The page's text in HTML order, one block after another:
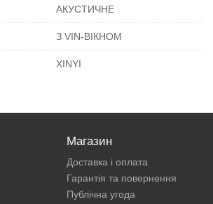
АКУСТИЧНЕ
З VIN-ВІКНОМ
XINYI
Магазин
Доставка і оплата
Гарантія та повернення
Публічна угода